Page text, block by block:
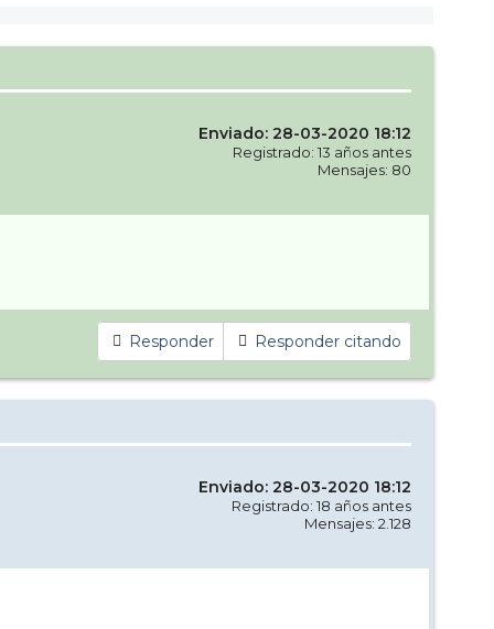
Enviado: 28-03-2020 18:12
Registrado: 13 años antes
Mensajes: 80
Responder Responder citando
Enviado: 28-03-2020 18:12
Registrado: 18 años antes
Mensajes: 2.128